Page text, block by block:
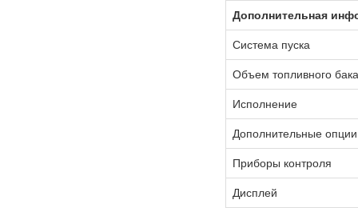
Дополнительная
Система пуска
Объем топливного
Исполнение
Дополнительные опции
Приборы контроля
Дисплей